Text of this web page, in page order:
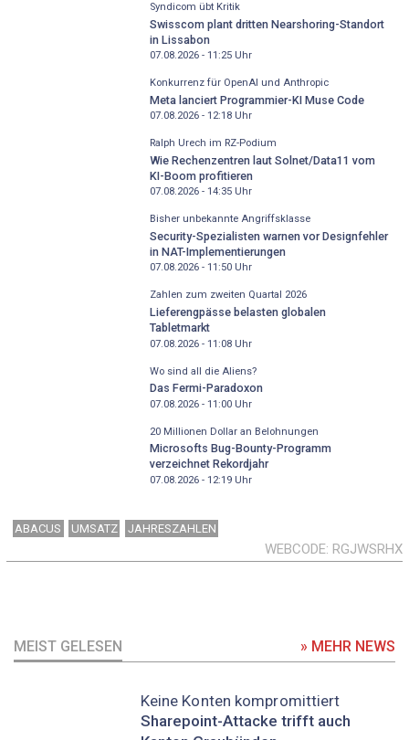
Syndicom übt Kritik
Swisscom plant dritten Nearshoring-Standort
in Lissabon
07.08.2026 - 11:25Uhr
Konkurrenz für OpenAI und Anthropic
Meta lanciert Programmier-KI Muse Code
07.08.2026 - 12:18Uhr
Ralph Urech im RZ-Podium
Wie Rechenzentren laut Solnet/Data11 vom
KI-Boom profitieren
07.08.2026 - 14:35Uhr
Bisher unbekannte Angriffsklasse
Security-Spezialisten warnen vor Designfehler
in NAT-Implementierungen
07.08.2026 - 11:50Uhr
Zahlen zum zweiten Quartal 2026
Lieferengpässe belasten globalen
Tabletmarkt
07.08.2026 - 11:08Uhr
Wo sind all die Aliens?
Das Fermi-Paradoxon
07.08.2026 - 11:00Uhr
20 Millionen Dollar an Belohnungen
Microsofts Bug-Bounty-Programm
verzeichnet Rekordjahr
07.08.2026 - 12:19Uhr
ABACUS UMSATZ JAHRESZAHLEN
WEBCODE RGJWSRHX
MEIST GELESEN » MEHR NEWS
Keine Konten kompromittiert
Sharepoint-Attacke trifft auch